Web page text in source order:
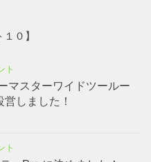
０】
ト
マスターワイドツールー
しました！
ト